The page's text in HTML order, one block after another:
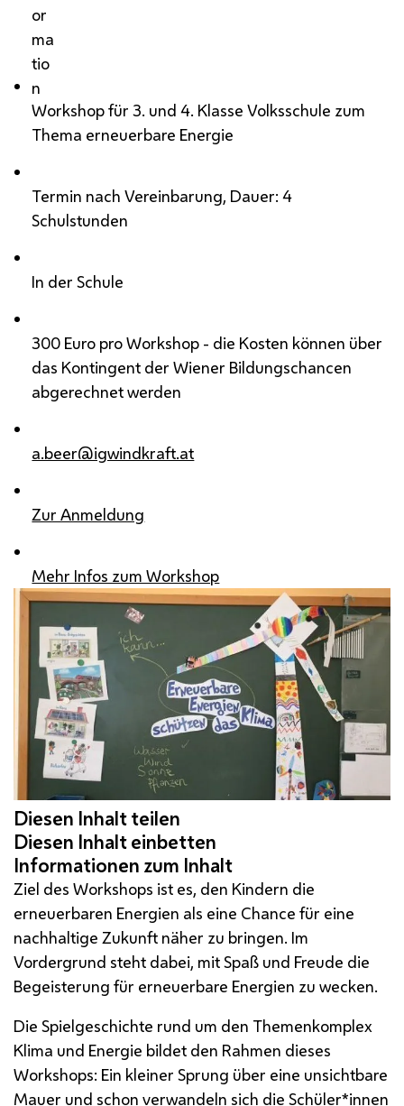
or
ma
tio
n
Workshop für 3. und 4. Klasse Volksschule zum
Thema erneuerbare Energie
Termin nach Vereinbarung, Dauer: 4
Schulstunden
In der Schule
300 Euro pro Workshop - die Kosten können über
das Kontingent der Wiener Bildungschancen
abgerechnet werden
a.beer@igwindkraft.at
Zur Anmeldung
Mehr Infos zum Workshop
Ziel des Workshops ist es, den Kindern die
erneuerbaren Energien als eine Chance für eine
nachhaltige Zukunft näher zu bringen. Im
Vordergrund steht dabei, mit Spaß und Freude die
Begeisterung für erneuerbare Energien zu wecken.
Die Spielgeschichte rund um den Themenkomplex
Klima und Energie bildet den Rahmen dieses
Workshops: Ein kleiner Sprung über eine unsichtbare
Mauer und schon verwandeln sich die Schüler*innen